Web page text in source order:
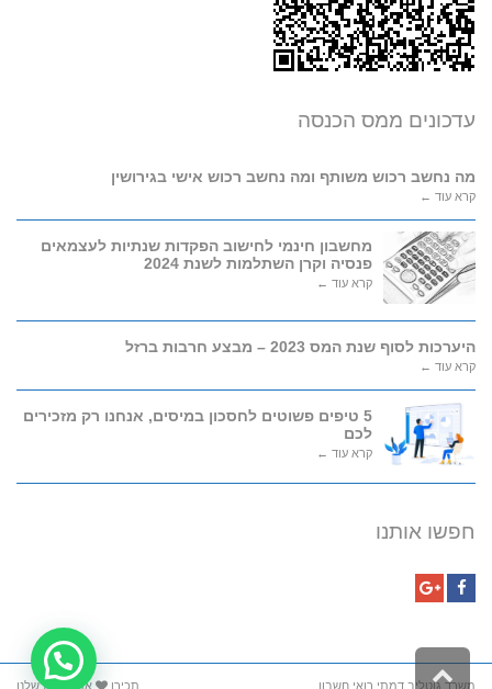
עדכונים ממס הכנסה
מה נחשב רכוש משותף ומה נחשב רכוש אישי בגירושין
קרא עוד ←
מחשבון חינמי לחישוב הפקדות שנתיות לעצמאים
פנסיה וקרן השתלמות לשנת 2024
קרא עוד ←
היערכות לסוף שנת המס 2023 – מבצע חרבות ברזל
קרא עוד ←
5 טיפים פשוטים לחסכון במיסים, אנחנו רק מזכירים
לכם
קרא עוד ←
חפשו אותנו
משרד גוטליב דמתי רואי חשבון תכירו את הצוות שלנו